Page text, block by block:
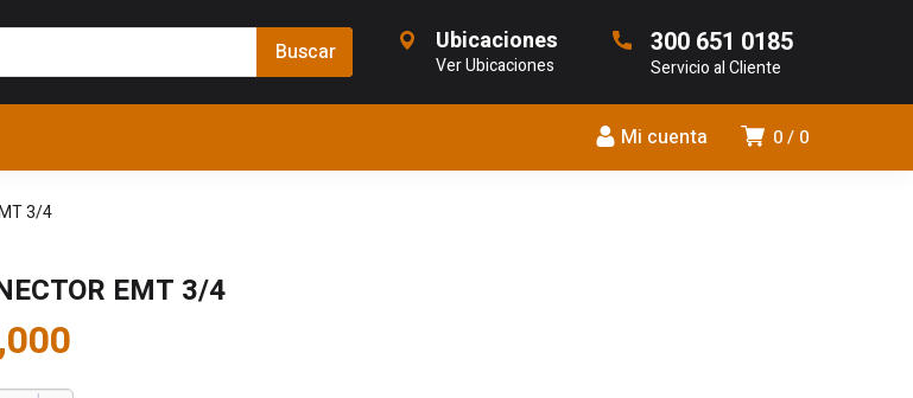
Ubicaciones
Ver Ubicaciones
300 651 0185
Servicio al Cliente
0 0
Mi cuenta
3/4
EMT 3/4